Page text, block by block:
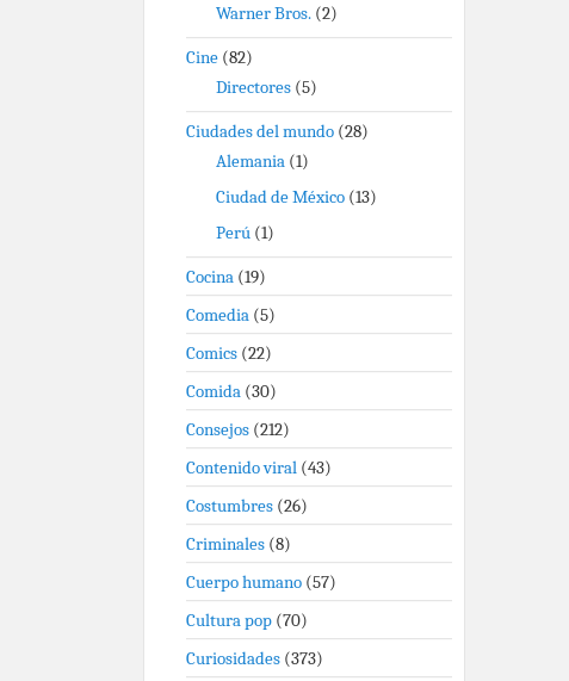
Warner Bros. (2)
Cine (82)
Directores (5)
Ciudades del mundo (28)
Alemania (1)
Ciudad de México (13)
Perú (1)
Cocina (19)
Comedia (5)
Comics (22)
Comida (30)
Consejos (212)
Contenido viral (43)
Costumbres (26)
Criminales (8)
Cuerpo humano (57)
Cultura pop (70)
Curiosidades (373)